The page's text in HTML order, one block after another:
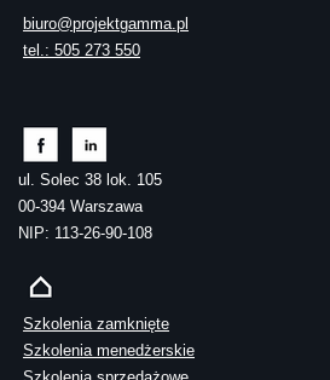
biuro@projektgamma.pl
tel.: 505 273 550
ul. Solec 38 lok. 105
00-394 Warszawa
NIP: 113-26-90-108
Szkolenia zamknięte
Szkolenia menedżerskie